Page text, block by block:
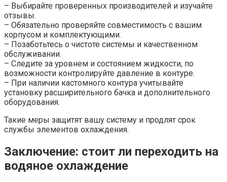
– Выбирайте проверенных производителей и изучайте
отзывы.
– Обязательно проверяйте совместимость с вашим
корпусом и комплектующими.
– Позаботьтесь о чистоте системы и качественном
обслуживании.
– Следите за уровнем и состоянием жидкости, по
возможности контролируйте давление в контуре.
– При наличии кастомного контура учитывайте
установку расширительного бачка и дополнительного
оборудования.
Такие меры защитят вашу систему и продлят срок
службы элементов охлаждения.
Заключение: стоит ли переходить на
водяное охлаждение